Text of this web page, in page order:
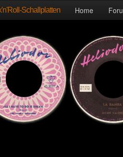
Schallplatten Home